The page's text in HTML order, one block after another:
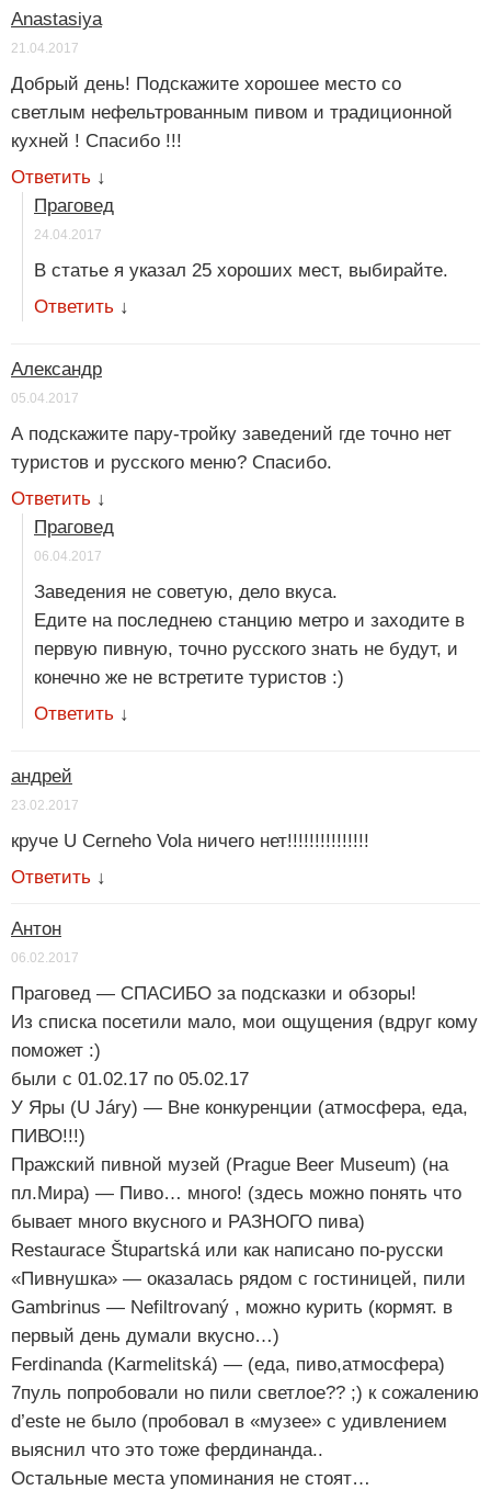
Anastasiya
21.04.2017
Добрый день! Подскажите хорошее место со
светлым нефельтрованным пивом и традиционной
кухней ! Спасибо !!!
Ответить ↓
Праговед
24.04.2017
В статье я указал 25 хороших мест, выбирайте.
Ответить ↓
Александр
05.04.2017
А подскажите пару-тройку заведений где точно нет
туристов и русского меню? Спасибо.
Ответить ↓
Праговед
06.04.2017
Заведения не советую, дело вкуса.
Едите на последнею станцию метро и заходите в
первую пивную, точно русского знать не будут, и
конечно же не встретите туристов :)
Ответить ↓
андрей
23.02.2017
круче U Cerneho Vola ничего нет!!!!!!!!!!!!!!!
Ответить ↓
Антон
06.02.2017
Праговед — СПАСИБО за подсказки и обзоры!
Из списка посетили мало, мои ощущения (вдруг кому
поможет :)
были с 01.02.17 по 05.02.17
У Яры (U Járy) — Вне конкуренции (атмосфера, еда,
ПИВО!!!)
Пражский пивной музей (Prague Beer Museum) (на
пл.Мира) — Пиво… много! (здесь можно понять что
бывает много вкусного и РАЗНОГО пива)
Restaurace Štupartská или как написано по-русски
«Пивнушка» — оказалась рядом с гостиницей, пили
Gambrinus — Nefiltrovaný , можно курить (кормят. в
первый день думали вкусно…)
Ferdinanda (Karmelitská) — (еда, пиво,атмосфера)
7пуль попробовали но пили светлое?? ;) к сожалению
d’este не было (пробовал в «музее» c удивлением
выяснил что это тоже фердинанда..
Остальные места упоминания не стоят…